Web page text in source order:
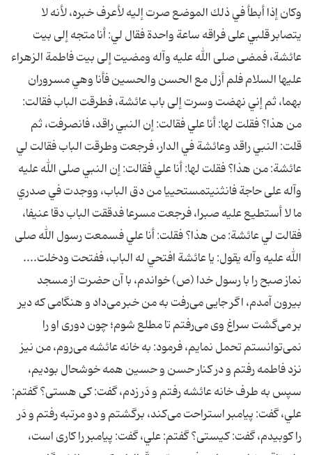
وكان إذا أبطأ في ذلك الموضع صرت إليه لأعرف خبره، لأنه لا
يتصابر قلبي على فراقه ساعة واحدة فقال لي: أنا متجه إلى بيت
عائشة، فمضى صلى الله عليه وآله ومضيت إلى بيت فاطمة الزهراء
عليها السلام فلم أزل مع الحسن والحسين فأنا وهي مسروران
بهما، ثم إني نهضت وسرت إلى باب عائشة، فطرقت الباب فقالت:
من هذا؟ فقلت لها: أنا علي فقالت: إن النبي راقد، فانصرفت، ثم
قلت: النبي راقد وعائشة في الدار، فرجعت وطرقت الباب فقالت لي
عائشة: من هذا؟ فقلت لها: أنا علي فقالت: إن النبي صلى الله عليه
وآله على حاجة فانثنيتمستحييا من دق الباب، ووجدت في صدري
ما لا أستطيع عليه صبرا، فرجعت مسرعا فدققت الباب دقا عنيفا،
فقالت لي عائشة: من هذا؟ فقلت: أنا علي فسمعت رسول الله صلى
الله عليه وآله يقول: يا عائشة افتحي له الباب، ففتحت ودخلت....
نماز صبح را با رسول خدا (ص) خواندم، با آن حضرت از مسجد
بيرون آمدم، اگر جايى مى‌رفت به من خبر مى‌داد و هنگامى كه دير
بر مى‌گشت سراغ وى مى‌رفتم تا مطلع شوم؛ چون دورى او را
نمى‌توانستم تحمل نمايم، فرمود: به خانه عائشه مى‌روم، من نيز
نزد فاطمه رفتم و در كنار حسن و حسين همه خوشحال بوديم،
سپس به طرف خانه عائشه رفتم و دَر زدم، گفت: كى هستى؟ گفتم:
علي، گفت: پيامبر استراحت مى‌كند، برگشتم و دو مرتبه رفتم و دَر
را كوبيدم، گفت: كيستى؟ گفتم: علي، گفت: پيامبر را كارى است،